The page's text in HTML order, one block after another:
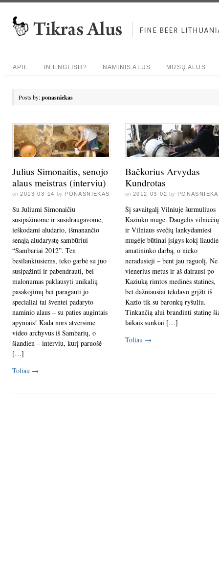
APIE IN ENGLISH? NAMINIS ALUS MŪSŲ ALŪS
Posts by:ponasniekas
Julius Simonaitis, senojo
alaus meistras (interviu)
on 2013-03-14 by PONASNIEKAS
Su Juliumi Simonaičiu
susipažinome ir susidraugavome,
ieškodami aludario, išmanančio
senąją aludarystę sambūriui
“Sambariai 2012”. Ten
besilankiusiems, teko garbė su juo
susipažinti ir pabendrauti, bei
malonumas paklausyti unikalių
pasakojimų bei paragauti jo
specialiai tai šventei padaryto
naminio alaus – su paties augintais
apyniais! Kada nors atversime
video archyvus iš Sambarių, o
šiandien – interviu, kurį paruošė
[…]
Toliau →
Bačkorius Arvydas
Kundrotas
on 2012-03-02 by
Šį savaitgalį Vilniuje šurmuliuos
Kaziuko mugė. Daugelis vilniečių
ir Vilniaus svečių lankydamiesi
mugėje būtinai įsigys kokį
amatininko darbą, o nieko
neradusieji – bent jau raguolį. Ne
vienerius metus ir aš dairausi po
Kaziuką rimtos medinės statinės,
bet dažniausiai tekdavo grįžti iš
Kazio tik su baronkų ryšuliu.
Tinkančią alui brandinti statinę
laikais sunkiai […]
Toliau →